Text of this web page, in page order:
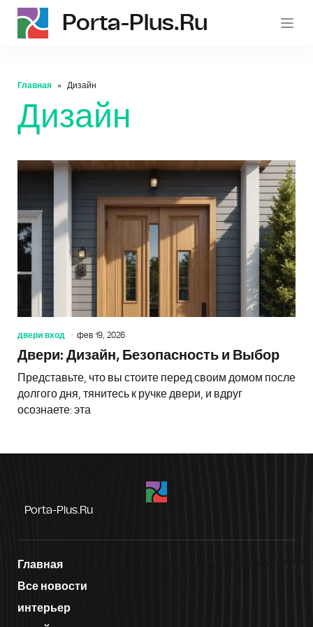
Porta-Plus.ru
Главная Дизайн
Дизайн
двери вход фев 19, 2026
Двери: Дизайн, Безопасность и Выбор
Представьте, что вы стоите перед своим домом после
долгого дня, тянитесь к ручке двери, и вдруг
осознаете: эта
Porta-Plus.ru
Главная
Все новости
интерьер